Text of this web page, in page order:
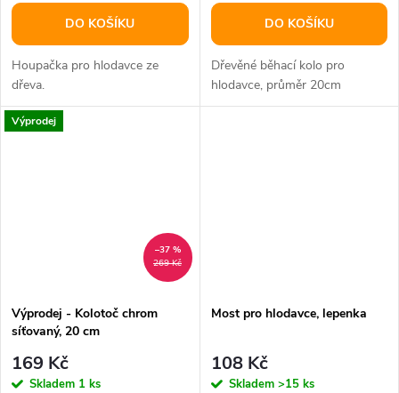
DO KOŠÍKU
Houpačka pro hlodavce ze
dřeva.
DO KOŠÍKU
Dřevěné běhací kolo pro
hlodavce, průměr 20cm
Výprodej
269 Kč
–37 %
Výprodej - Kolotoč chrom
síťovaný, 20 cm
169 Kč
Skladem 1 ks
Most pro hlodavce, lepenka
108 Kč
Skladem >15 ks